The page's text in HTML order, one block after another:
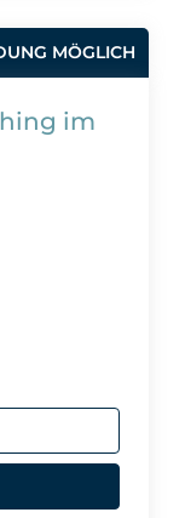
MÖGLICH
im